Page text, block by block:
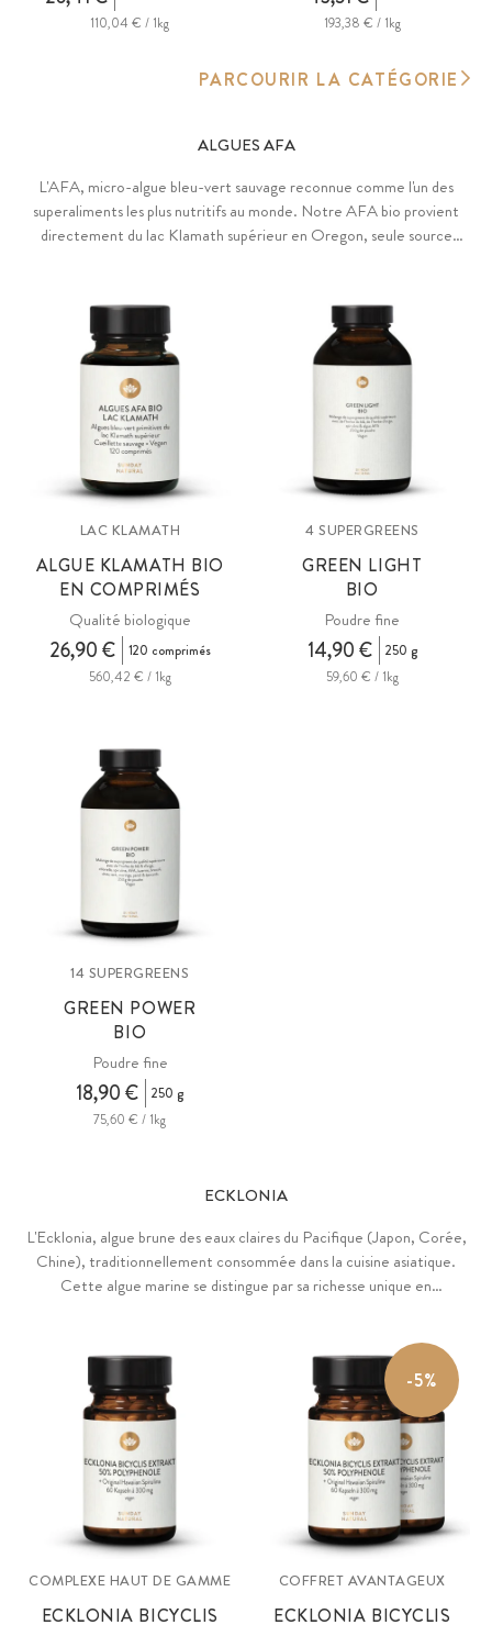
110,04 € / 1kg 193,38 € / 1kg
PARCOURIR LA CATÉGORIE
ALGUES AFA
L'AFA, micro-algue bleu-vert sauvage reconnue comme l'un des
superaliments les plus nutritifs au monde. Notre AFA bio provient
directement du lac Klamath supérieur en Oregon, seule source
LAC KLAMATH
ALGUE KLAMATH BIO
EN COMPRIMÉS
Qualité biologique
26,90 €
120 comprimés
560,42 € / 1kg
4 SUPERGREENS
GREEN LIGHT
BIO
Poudre fine
14,90 €
250 g
59,60 € / 1kg
14 SUPERGREENS
GREEN POWER
BIO
Poudre fine
18,90 €
250 g
75,60 € / 1kg
ECKLONIA
L'Ecklonia, algue brune des eaux claires du Pacifique (Japon, Corée,
Chine), traditionnellement consommée dans la cuisine asiatique.
Cette algue marine se distingue par sa richesse unique en
COMPLEXE HAUT DE GAMME
ECKLONIA BICYCLIS
-5%
COFFRET AVANTAGEUX
ECKLONIA BICYCLIS